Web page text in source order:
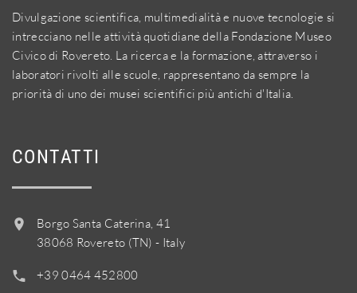
Divulgazione scientifica, multimedialità e nuove tecnologie si
intrecciano nelle attività quotidiane della Fondazione Museo
Civico di Rovereto. La ricerca e la formazione, attraverso i
laboratori rivolti alle scuole, rappresentano da sempre la
priorità di uno dei musei scientifici più antichi d'Italia.
CONTATTI
Borgo Santa Caterina, 41
38068 Rovereto (TN) - Italy
+39 0464 452800